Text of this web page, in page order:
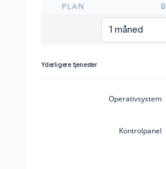
PLAN
Yderligere tjenester
Operativsystem
Kontrolpanel